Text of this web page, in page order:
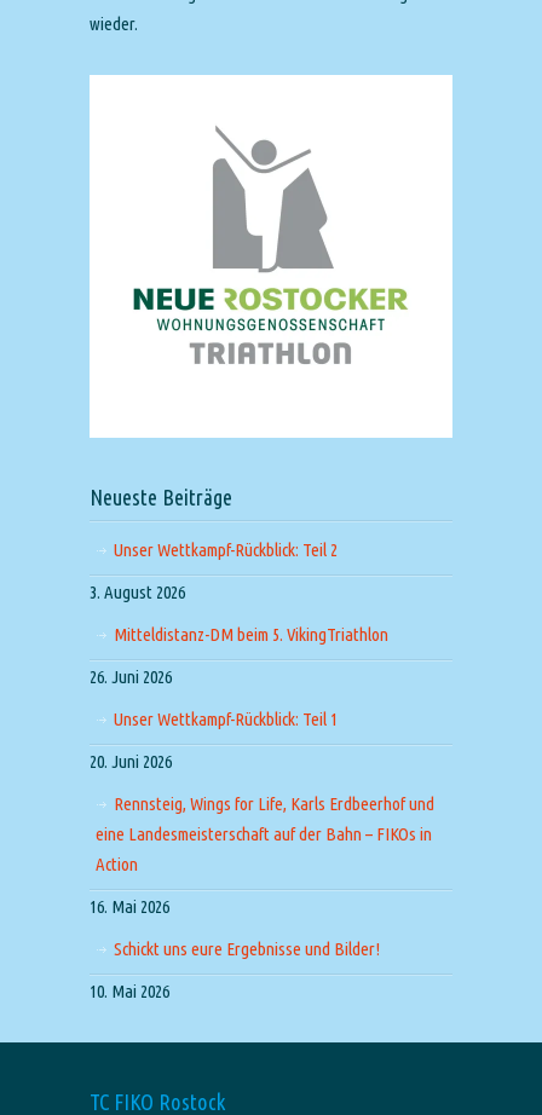
wieder.
Neueste Beiträge
Unser Wettkampf-Rückblick: Teil 2
3. August 2026
Mitteldistanz-DM beim 5. VikingTriathlon
26. Juni 2026
Unser Wettkampf-Rückblick: Teil 1
20. Juni 2026
Rennsteig, Wings for Life, Karls Erdbeerhof und
eine Landesmeisterschaft auf der Bahn – FIKOs in
Action
16. Mai 2026
Schickt uns eure Ergebnisse und Bilder!
10. Mai 2026
TC FIKO Rostock